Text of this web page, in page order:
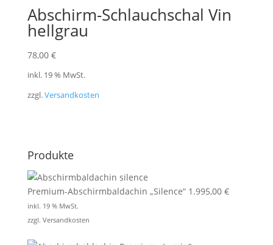
Abschirm-Schlauchschal Vin
hellgrau
78,00 €
inkl. 19 % MwSt.
zzgl.Versandkosten
Produkte
Premium-Abschirmbaldachin „Silence“ 1.995,00 €
inkl. 19 % MwSt.
zzgl. Versandkosten